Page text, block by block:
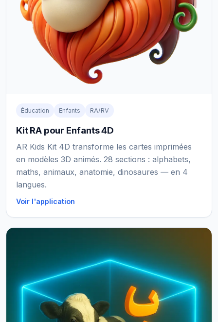
Éducation Enfants RA/RV
Kit RA pour Enfants 4D
AR Kids Kit 4D transforme les cartes imprimées
en modèles 3D animés. 28 sections : alphabets,
maths, animaux, anatomie, dinosaures — en 4
langues.
Voir l'application